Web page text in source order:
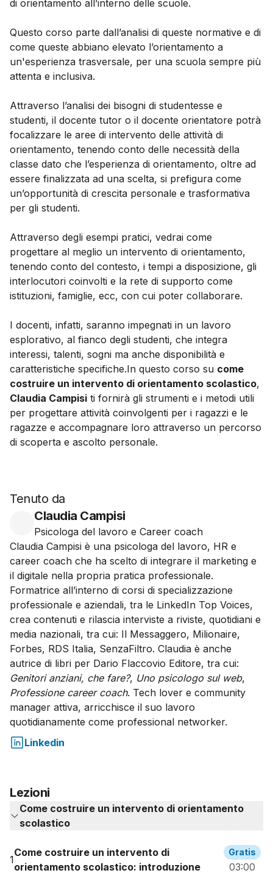
di orientamento all’interno delle scuole.
Questo corso parte dall’analisi di queste normative e di
come queste abbiano elevato l’orientamento a
un'esperienza trasversale, per una scuola sempre più
attenta e inclusiva.
Attraverso l’analisi dei bisogni di studentesse e
studenti, il docente tutor o il docente orientatore potrà
focalizzare le aree di intervento delle attività di
orientamento, tenendo conto delle necessità della
classe dato che l’esperienza di orientamento, oltre ad
essere finalizzata ad una scelta, si prefigura come
un’opportunità di crescita personale e trasformativa
per gli studenti.
Attraverso degli esempi pratici, vedrai come
progettare al meglio un intervento di orientamento,
tenendo conto del contesto, i tempi a disposizione, gli
interlocutori coinvolti e la rete di supporto come
istituzioni, famiglie, ecc, con cui poter collaborare.
I docenti, infatti, saranno impegnati in un lavoro
esplorativo, al fianco degli studenti, che integra
interessi, talenti, sogni ma anche disponibilità e
caratteristiche specifiche.In questo corso su come
costruire un intervento di orientamento scolastico,
Claudia Campisi ti fornirà gli strumenti e i metodi utili
per progettare attività coinvolgenti per i ragazzi e le
ragazze e accompagnare loro attraverso un percorso
di scoperta e ascolto personale.
Tenuto da
Claudia Campisi
Psicologa del lavoro e Career coach
Claudia Campisi è una psicologa del lavoro, HR e
career coach che ha scelto di integrare il marketing e
il digitale nella propria pratica professionale.
Formatrice all’interno di corsi di specializzazione
professionale e aziendali, tra le LinkedIn Top Voices,
crea contenuti e rilascia interviste a riviste, quotidiani e
media nazionali, tra cui: Il Messaggero, Milionaire,
Forbes, RDS Italia, SenzaFiltro. Claudia è anche
autrice di libri per Dario Flaccovio Editore, tra cui:
Genitori anziani, che fare?, Uno psicologo sul web,
Professione career coach. Tech lover e community
manager attiva, arricchisce il suo lavoro
quotidianamente come professional networker.
Linkedin
Lezioni
Come costruire un intervento di orientamento
scolastico
1
Come costruire un intervento di
orientamento scolastico: introduzione
Gratis
03:00